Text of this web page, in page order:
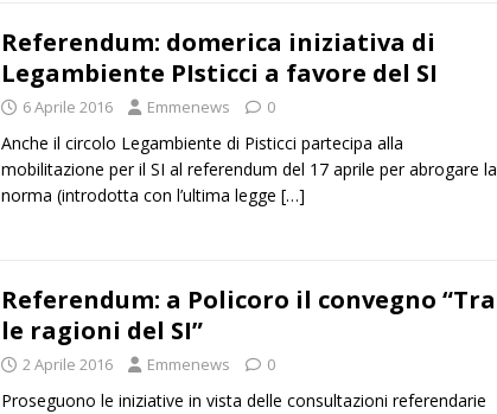
Referendum: domerica iniziativa di
Legambiente PIsticci a favore del SI
6 Aprile 2016 Emmenews 0
Anche il circolo Legambiente di Pisticci partecipa alla
mobilitazione per il SI al referendum del 17 aprile per abrogare la
norma (introdotta con l’ultima legge […]
Referendum: a Policoro il convegno “Tra
le ragioni del SI”
2 Aprile 2016 Emmenews 0
Proseguono le iniziative in vista delle consultazioni referendarie